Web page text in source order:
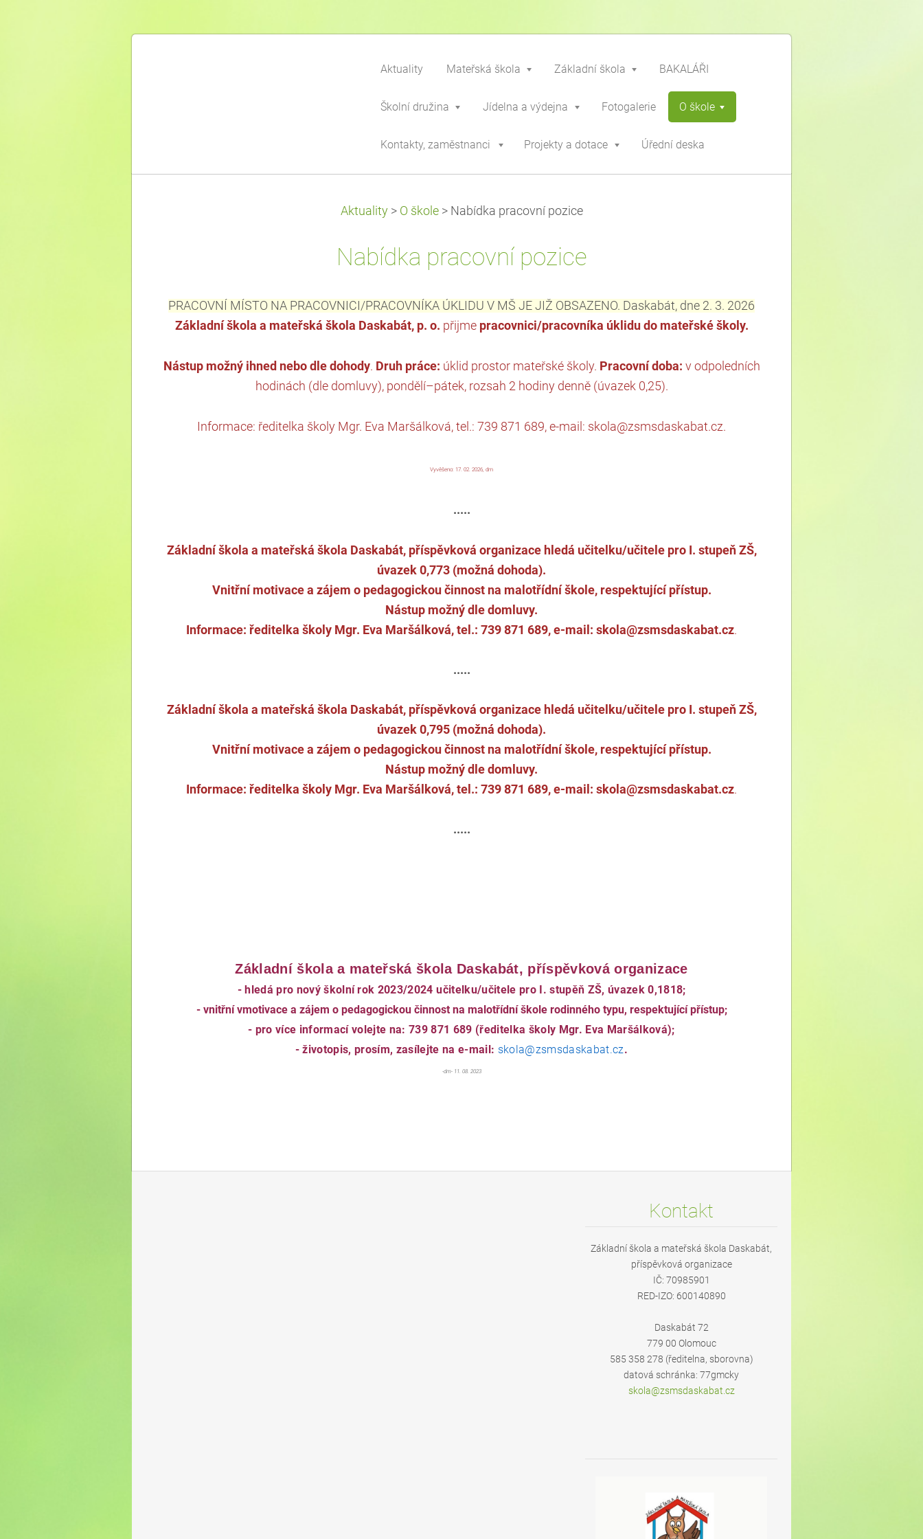
Aktuality Mateřská škola Základní škola BAKALÁŘI
Školní družina Jídelna a výdejna Fotogalerie O škole
Kontakty, zaměstnanci Projekty a dotace Úřední deska
Aktuality > O škole > Nabídka pracovní pozice
Nabídka pracovní pozice
PRACOVNÍ MÍSTO NA PRACOVNICI/PRACOVNÍKA ÚKLIDU V MŠ JE JIŽ OBSAZENO. Daskabát, dne 2. 3. 2026
Základní škola a mateřská škola Daskabát, p. o. přijme pracovnici/pracovníka úklidu do mateřské školy.
Nástup možný ihned nebo dle dohody. Druh práce: úklid prostor mateřské školy. Pracovní doba: v odpoledních
hodinách (dle domluvy), pondělí–pátek, rozsah 2 hodiny denně (úvazek 0,25).
Informace: ředitelka školy Mgr. Eva Maršálková, tel.: 739 871 689, e-mail: skola@zsmsdaskabat.cz.
Vyvěšeno: 17. 02. 2026, dm
.....
Základní škola a mateřská škola Daskabát, příspěvková organizace hledá učitelku/učitele pro I. stupeň ZŠ,
úvazek 0,773 (možná dohoda).
Vnitřní motivace a zájem o pedagogickou činnost na malotřídní škole, respektující přístup.
Nástup možný dle domluvy.
Informace: ředitelka školy Mgr. Eva Maršálková, tel.: 739 871 689, e-mail: skola@zsmsdaskabat.cz.
.....
Základní škola a mateřská škola Daskabát, příspěvková organizace hledá učitelku/učitele pro I. stupeň ZŠ,
úvazek 0,795 (možná dohoda).
Vnitřní motivace a zájem o pedagogickou činnost na malotřídní škole, respektující přístup.
Nástup možný dle domluvy.
Informace: ředitelka školy Mgr. Eva Maršálková, tel.: 739 871 689, e-mail: skola@zsmsdaskabat.cz.
.....
Základní škola a mateřská škola Daskabát, příspěvková organizace
- hledá pro nový školní rok 2023/2024 učitelku/učitele pro I. stupěň ZŠ, úvazek 0,1818;
- vnitřní vmotivace a zájem o pedagogickou činnost na malotřídní škole rodinného typu, respektující přístup;
- pro více informací volejte na: 739 871 689 (ředitelka školy Mgr. Eva Maršálková);
- životopis, prosím, zasílejte na e-mail: skola@zsmsdaskabat.cz.
-dm- 11. 08. 2023
Kontakt
Základní škola a mateřská škola Daskabát,
příspěvková organizace
IČ: 70985901
RED-IZO: 600140890
Daskabát 72
779 00 Olomouc
585 358 278 (ředitelna, sborovna)
datová schránka: 77gmcky
skola@zsmsdaskabat.cz